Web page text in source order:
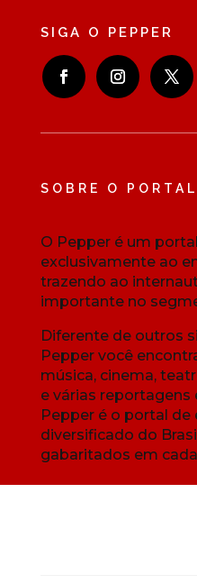
SIGA O PEPPER
SOBRE O
O Pepper é um
exclusivamente ao
trazendo ao
importante no
Diferente de outros
Pepper você
música, cinema,
e várias reportagens
Pepper é o portal
diversificado do
gabaritados em